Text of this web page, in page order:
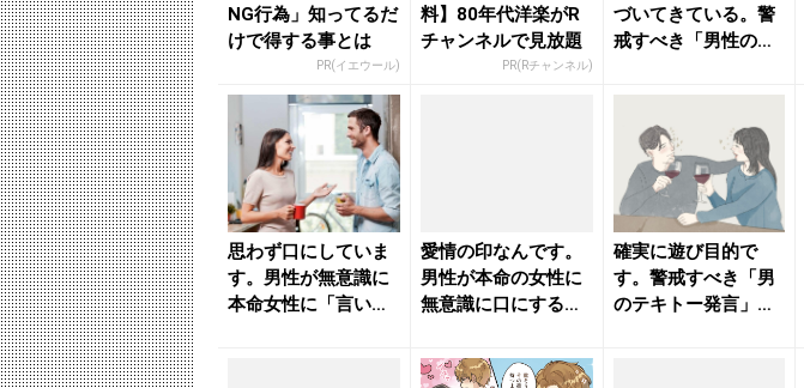
NG行為」知ってるだ
けで得する事とは
PR(イエウール)
料】80年代洋楽がR
チャンネルで見放題
PR(Rチャンネル)
づいてきている。警
戒すべき「男性のセ
ュー...
思わず口にしていま
す。男性が無意識に
本命女性に「言いが
愛情の印なんです。
男性が本命の女性に
無意識に口にするこ
ス｜...
確実に遊び目的で
す。警戒すべき「男
のテキトー発言」４